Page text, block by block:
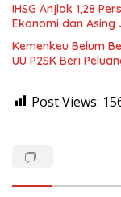
IHSG Anjlok 1,28
Ekonomi dan Asing
Kemenkeu Belum
UU P2SK Beri
Post Views: